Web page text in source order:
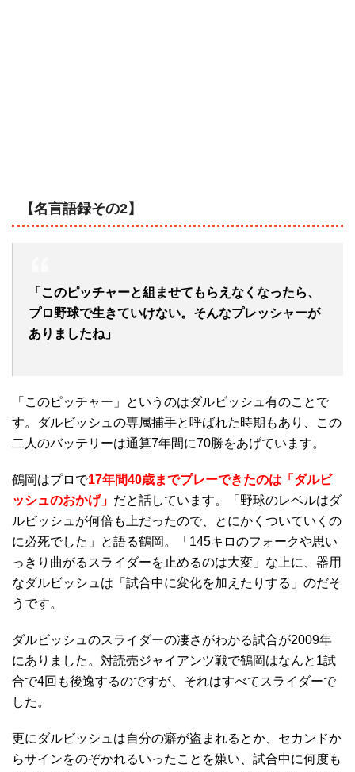
【名言語録その2】
「このピッチャーと組ませてもらえなくなったら、
プロ野球で生きていけない。そんなプレッシャーが
ありましたね」
「このピッチャー」というのはダルビッシュ有のことで
す。ダルビッシュの専属捕手と呼ばれた時期もあり、この
二人のバッテリーは通算7年間に70勝をあげています。
鶴岡はプロで17年間40歳までプレーできたのは「ダルビ
ッシュのおかげ」 だと話しています。「野球のレベルはダ
ルビッシュが何倍も上だったので、とにかくついていくの
に必死でした」と語る鶴岡。「145キロのフォークや思い
っきり曲がるスライダーを止めるのは大変」な上に、器用
なダルビッシュは「試合中に変化を加えたりする」のだそ
うです。
ダルビッシュのスライダーの凄さがわかる試合が2009年
にありました。対読売ジャイアンツ戦で鶴岡はなんと1試
合で4回も後逸するのですが、それはすべてスライダーで
した。
更にダルビッシュは自分の癖が盗まれるとか、セカンドか
らサインをのぞかれるいったことを嫌い、試合中に何度も